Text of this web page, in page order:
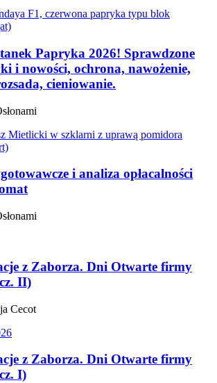
Papryka 2026! Sprawdzone
i nowości, ochrona, nawożenie,
cieniowanie.
i analiza opłacalności
z Zaborza. Dni Otwarte firmy
II)
Cecot
z Zaborza. Dni Otwarte firmy
I)